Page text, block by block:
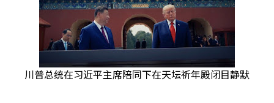
川普总统在习近平主席陪同下在天坛祈年殿闭目静默